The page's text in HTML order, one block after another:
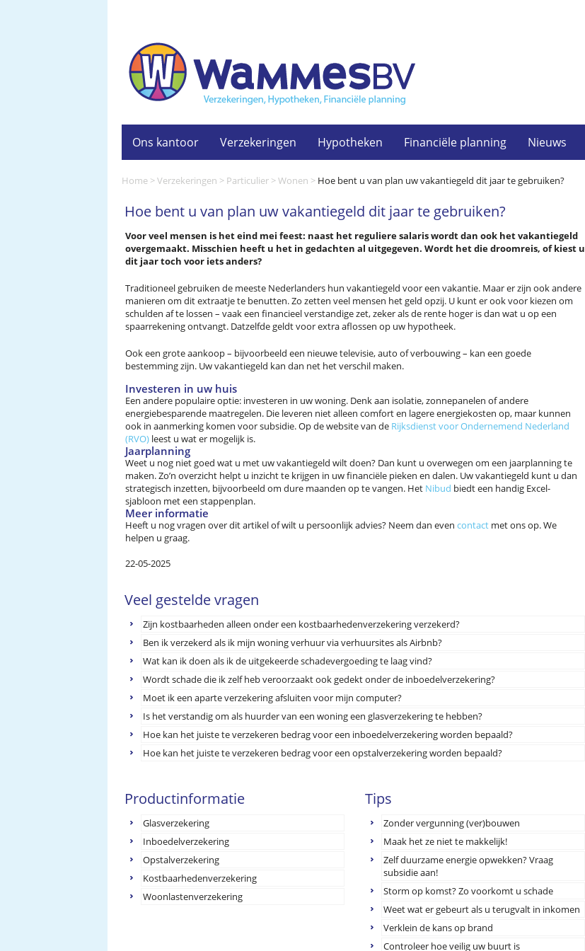
Home >Verzekeringen > Particulier >Wonen > Hoe bent u van plan uw vakantiegeld dit jaar te gebruiken?
Hoe bent u van plan uw vakantiegeld dit jaar te gebruiken?
Voor veel mensen is het eind mei feest: naast het reguliere salaris wordt dan ook het vakantiegeld
overgemaakt. Misschien heeft u het in gedachten al uitgegeven. Wordt het die droomreis, of kiest u
dit jaar toch voor iets anders?
Traditioneel gebruiken de meeste Nederlanders hun vakantiegeld voor een vakantie. Maar er zijn ook andere
manieren om dit extraatje te benutten. Zo zetten veel mensen het geld opzij. U kunt er ook voor kiezen om
schulden af te lossen – vaak een financieel verstandige zet, zeker als de rente hoger is dan wat u op een
spaarrekening ontvangt. Datzelfde geldt voor extra aflossen op uw hypotheek.
Ook een grote aankoop – bijvoorbeeld een nieuwe televisie, auto of verbouwing – kan een goede
bestemming zijn. Uw vakantiegeld kan dan net het verschil maken.
Investeren in uw huis
Een andere populaire optie: investeren in uw woning. Denk aan isolatie, zonnepanelen of andere
energiebesparende maatregelen. Die leveren niet alleen comfort en lagere energiekosten op, maar kunnen
ook in aanmerking komen voor subsidie. Op de website van de Rijksdienst voor Ondernemend Nederland
(RVO) leest u wat er mogelijk is.
Jaarplanning
Weet u nog niet goed wat u met uw vakantiegeld wilt doen? Dan kunt u overwegen om een jaarplanning te
maken. Zo’n overzicht helpt u inzicht te krijgen in uw financiële pieken en dalen. Uw vakantiegeld kunt u dan
strategisch inzetten, bijvoorbeeld om dure maanden op te vangen. Het Nibud biedt een handig Excel-
sjabloon met een stappenplan.
Meer informatie
Heeft u nog vragen over dit artikel of wilt u persoonlijk advies? Neem dan even contact met ons op. We
helpen u graag.
22-05-2025
Veel gestelde vragen
Zijn kostbaarheden alleen onder een kostbaarhedenverzekering verzekerd?
Ben ik verzekerd als ik mijn woning verhuur via verhuursites als Airbnb?
Wat kan ik doen als ik de uitgekeerde schadevergoeding te laag vind?
Wordt schade die ik zelf heb veroorzaakt ook gedekt onder de inboedelverzekering?
Moet ik een aparte verzekering afsluiten voor mijn computer?
Is het verstandig om als huurder van een woning een glasverzekering te hebben?
Hoe kan het juiste te verzekeren bedrag voor een inboedelverzekering worden bepaald?
Hoe kan het juiste te verzekeren bedrag voor een opstalverzekering worden bepaald?
Productinformatie
Glasverzekering
Inboedelverzekering
Opstalverzekering
Kostbaarhedenverzekering
Woonlastenverzekering
Tips
Zonder vergunning (ver)bouwen
Maak het ze niet te makkelijk!
Zelf duurzame energie opwekken? Vraag
subsidie aan!
Storm op komst? Zo voorkomt u schade
Weet wat er gebeurt als u terugvalt in inkomen
Verklein de kans op brand
Controleer hoe veilig uw buurt is
Ons kantoor Verzekeringen Hypotheken Financiële planning Nieuws